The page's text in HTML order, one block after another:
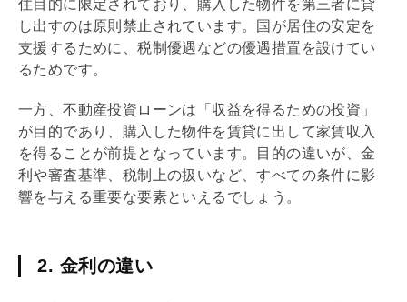
住目的に限定されており、購入した物件を第三者に貸
し出すのは原則禁止されています。国が居住の安定を
支援するために、税制優遇などの優遇措置を設けてい
るためです。
一方、不動産投資ローンは「収益を得るための投資」
が目的であり、購入した物件を賃貸に出して家賃収入
を得ることが前提となっています。目的の違いが、金
利や審査基準、税制上の扱いなど、すべての条件に影
響を与える重要な要素といえるでしょう。
2. 金利の違い